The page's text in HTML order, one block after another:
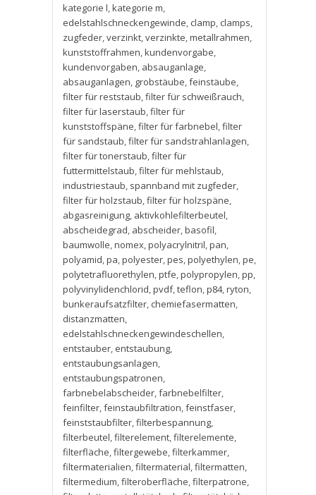
kategorie l,kategorie m,
edelstahlschneckengewinde, clamp, clamps,
zugfeder,verzinkt,verzinkte,metallrahmen,
kunststoffrahmen,kundenvorgabe,
kundenvorgaben, absauganlage,
absauganlagen, grobstäube,feinstäube,
filter für reststaub,filter für schweißrauch,
filter für laserstaub,filter für
kunststoffspäne,filter für farbnebel,filter
für sandstaub,filter für sandstrahlanlagen,
filter für tonerstaub,filter für
futtermittelstaub,filter für mehlstaub,
industriestaub, spannband mit zugfeder,
filter für holzstaub,filter für holzspäne,
abgasreinigung, aktivkohlefilterbeutel,
abscheidegrad, abscheider,basofil,
baumwolle,nomex,polyacrylnitril,pan,
polyamid,pa,polyester,pes,polyethylen,pe,
polytetrafluorethylen,ptfe,polypropylen,pp,
polyvinylidenchlorid,pvdf,teflon,p84,ryton,
bunkeraufsatzfilter, chemiefasermatten,
distanzmatten,
edelstahlschneckengewindeschellen,
entstauber, entstaubung,
entstaubungsanlagen,
entstaubungspatronen,
farbnebelabscheider,farbnebelfilter,
feinfilter,feinstaubfiltration,feinstfaser,
feinststaubfilter,filterbespannung,
filterbeutel,filterelement,filterelemente,
filterfläche,filtergewebe,filterkammer,
filtermaterialien,filtermaterial,filtermatten,
filtermedium,filteroberfläche,filterpatrone,